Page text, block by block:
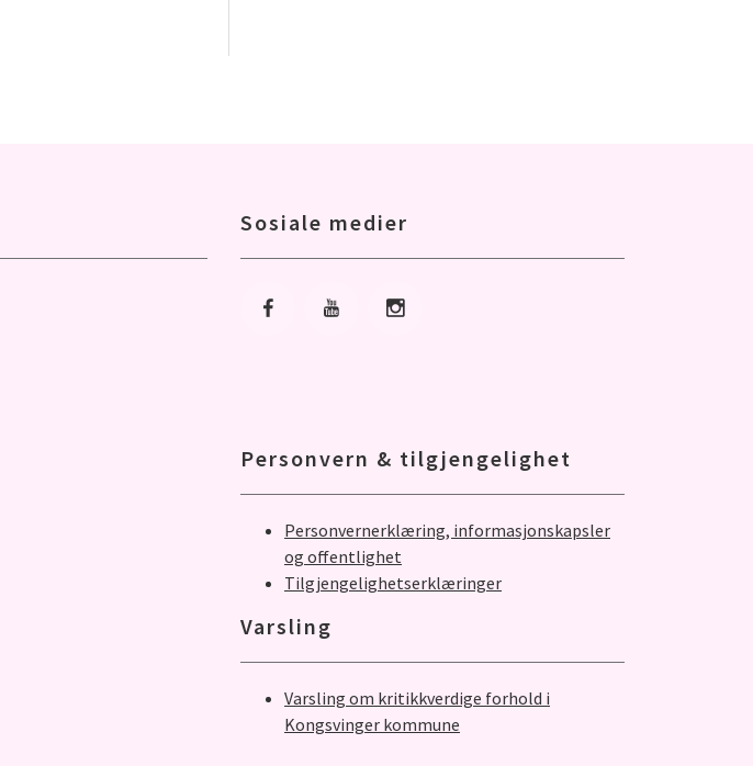
Sosiale medier
Gå til Facebook
Gå til YoutubeGå til Instagram
Personvern & tilgjengelighet
Personvernerklæring, informasjonskapsler
og offentlighet
Tilgjengelighetserklæringer
Varsling
Varsling om kritikkverdige forhold i
Kongsvinger kommune